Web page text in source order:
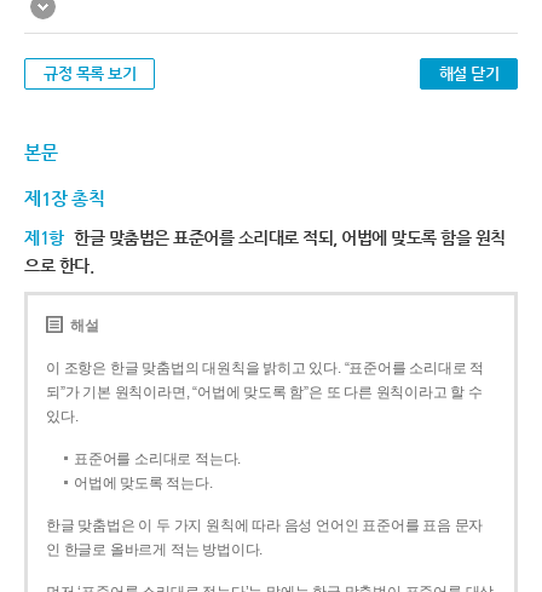
규정 목록 보기 해설 닫기
본문
제1장 총칙
제1항 한글 맞춤법은 표준어를 소리대로 적되, 어법에 맞도록 함을 원칙
으로 한다.
해설
이 조항은 한글 맞춤법의 대원칙을 밝히고 있다. “표준어를 소리대로 적
되”가 기본 원칙이라면, “어법에 맞도록 함”은 또 다른 원칙이라고 할 수
있다.
표준어를 소리대로 적는다.
어법에 맞도록 적는다.
한글 맞춤법은 이 두 가지 원칙에 따라 음성 언어인 표준어를 표음 문자
인 한글로 올바르게 적는 방법이다.